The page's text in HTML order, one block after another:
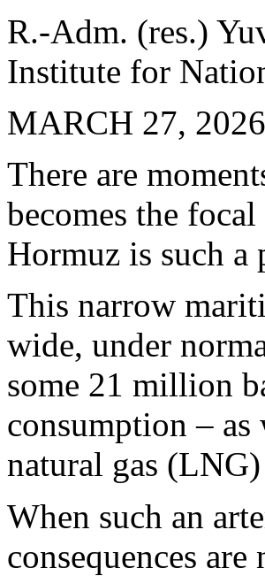
R.-Adm. (res.)
Institute for
MARCH 27, 2026
There are
becomes the
Hormuz is such a
This narrow
wide, under
some 21 million
consumption –
natural gas
When such an
consequences